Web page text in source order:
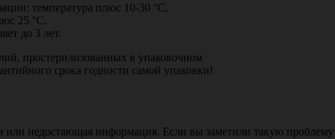
температура плюс 10-30 °С,
25 °С.
до 3 лет.
простерилизованных в упаковочном
срока годности самой упаковки!
или недостающая информация. Если вы заметили такую